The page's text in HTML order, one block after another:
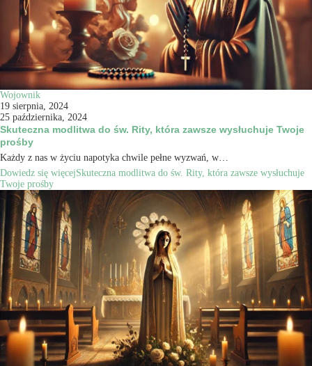
Wojownik
19 sierpnia, 2024
25 października, 2024
Skuteczna modlitwa do św. Rity, która zawsze wysłuchuje Twoje
prośby
Każdy z nas w życiu napotyka chwile pełne wyzwań, w…
Dowiedz się więcejSkuteczna modlitwa do św. Rity, która zawsze wysłuchuje
Twoje prośby